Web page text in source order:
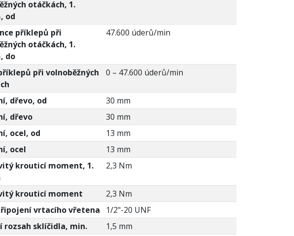
otáčkách, 1.
od
příklepů při
otáčkách, 1.
do
47.600 úderů/min
při volnoběžných
0 – 47.600 úderů/min
dřevo, od
30 mm
dřevo
30 mm
ocel, od
13 mm
ocel
13 mm
krouticí moment, 1.
2,3 Nm
krouticí moment
2,3 Nm
vrtacího vřetena
1/2"-20 UNF
rozsah sklíčidla, min.
1,5 mm